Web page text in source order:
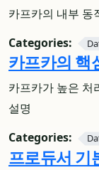
카프카의 내부 동
Categories:
카프카의 핵
카프카가 높은 처
설명
Categories:
프로듀서 기